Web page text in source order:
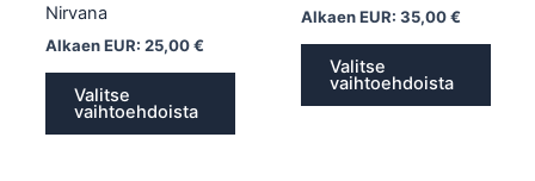
Nirvana
Alkaen EUR: 25,00€
Valitse
vaihtoehdoista
Alkaen EUR: 35,00€
Valitse
vaihtoehdoista